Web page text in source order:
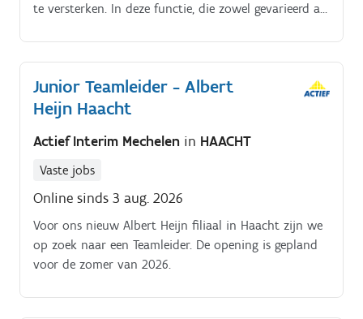
te versterken. In deze functie, die zowel gevarieerd als
klantenrelaties Jouw taken en verantwoordelijkheden
omvatten:.
Junior Teamleider - Albert
Heijn Haacht
Actief Interim Mechelen in HAACHT
Vaste jobs
Online sinds 3 aug. 2026
Voor ons nieuw Albert Heijn filiaal in Haacht zijn we
op zoek naar een Teamleider. De opening is gepland
voor de zomer van 2026.